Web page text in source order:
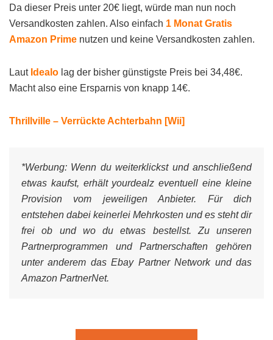
Da dieser Preis unter 20€ liegt, würde man nun noch
Versandkosten zahlen. Also einfach 1 Monat Gratis
Amazon Prime nutzen und keine Versandkosten zahlen.
Laut Idealo lag der bisher günstigste Preis bei 34,48€.
Macht also eine Ersparnis von knapp 14€.
Thrillville – Verrückte Achterbahn [Wii]
*Werbung: Wenn du weiterklickst und anschließend
etwas kaufst, erhält yourdealz eventuell eine kleine
Provision vom jeweiligen Anbieter. Für dich
entstehen dabei keinerlei Mehrkosten und es steht dir
frei ob und wo du etwas bestellst. Zu unseren
Partnerprogrammen und Partnerschaften gehören
unter anderem das Ebay Partner Network und das
Amazon PartnerNet.